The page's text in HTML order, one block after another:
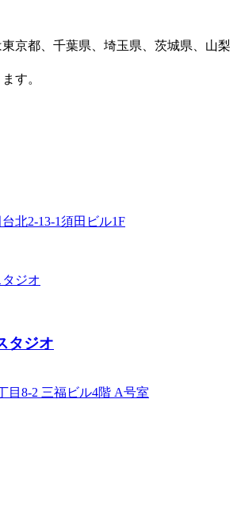
京都、千葉県、埼玉県、茨城県、山梨
す。
北2-13-1須田ビル1F
タジオ
目8-2 三福ビル4階 A号室